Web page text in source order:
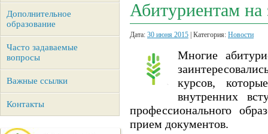
Дополнительное
образование
Часто задаваемые
вопросы
Важные ссылки
Контакты
Абитуриентам на
Дата: 30 июня 2015 | Категория: Новости
Многие
курсов,
внутренних
профессионального
прием документов.